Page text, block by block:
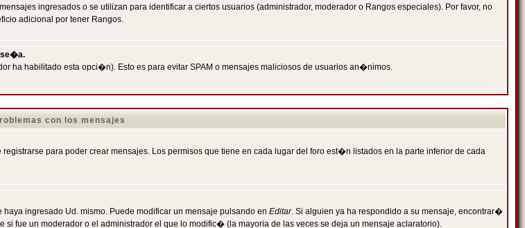
ingresados o se utilizan para identificar a ciertos usuarios (administrador, moderador o Rangos especiales). Por favor, no
adicional por tener Rangos.
ha habilitado esta opci�n). Esto es para evitar SPAM o mensajes maliciosos de usuarios an�nimos.
con los mensajes
para poder crear mensajes. Los permisos que tiene en cada lugar del foro est�n listados en la parte inferior de cada
ingresado Ud. mismo. Puede modificar un mensaje pulsando en Editar. Si alguien ya ha respondido a su mensaje, encontrar�
fue un moderador o el administrador el que lo modific� (la mayoria de las veces se deja un mensaje aclaratorio).